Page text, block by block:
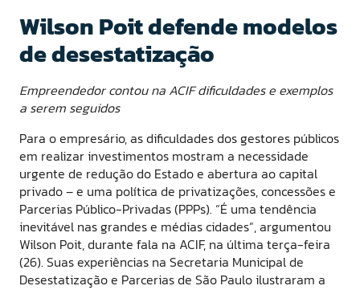
Wilson Poit defende modelos
de desestatização
Empreendedor contou na ACIF dificuldades e exemplos
a serem seguidos
Para o empresário, as dificuldades dos gestores públicos
em realizar investimentos mostram a necessidade
urgente de redução do Estado e abertura ao capital
privado – e uma política de privatizações, concessões e
Parcerias Público-Privadas (PPPs). “É uma tendência
inevitável nas grandes e médias cidades”, argumentou
Wilson Poit, durante fala na ACIF, na última terça-feira
(26). Suas experiências na Secretaria Municipal de
Desestatização e Parcerias de São Paulo ilustraram a